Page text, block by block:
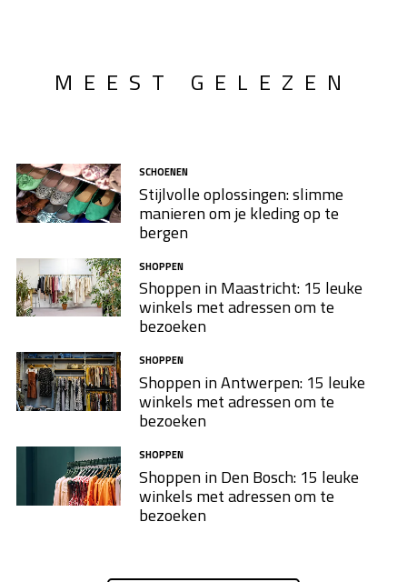
MEEST GELEZEN
SCHOENEN
Stijlvolle oplossingen: slimme
manieren om je kleding op te
bergen
SHOPPEN
Shoppen in Maastricht: 15 leuke
winkels met adressen om te
bezoeken
SHOPPEN
Shoppen in Antwerpen: 15 leuke
winkels met adressen om te
bezoeken
SHOPPEN
Shoppen in Den Bosch: 15 leuke
winkels met adressen om te
bezoeken